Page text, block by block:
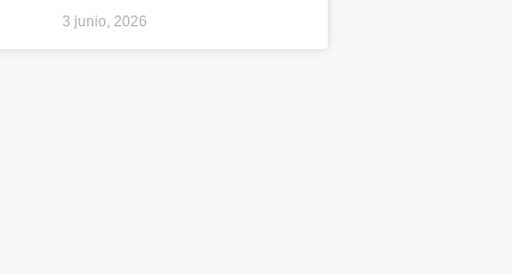
3 junio, 2026